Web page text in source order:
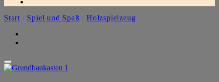
Start Spiel und Spaß Holzspielzeug